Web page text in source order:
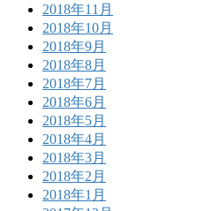
2018年11月
2018年10月
2018年9月
2018年8月
2018年7月
2018年6月
2018年5月
2018年4月
2018年3月
2018年2月
2018年1月